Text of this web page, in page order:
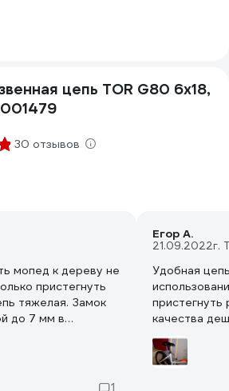
цепь TOR G80 6х18,
30 отзывов
мопед к дереву не
пристегнуть
тяжелая. Замок
до 7 мм в
А основная
только от честных
сочетание
и хлипкий замок. 1
Егор А.
21.09.2022г.
Удобная
пристегнуть
качества